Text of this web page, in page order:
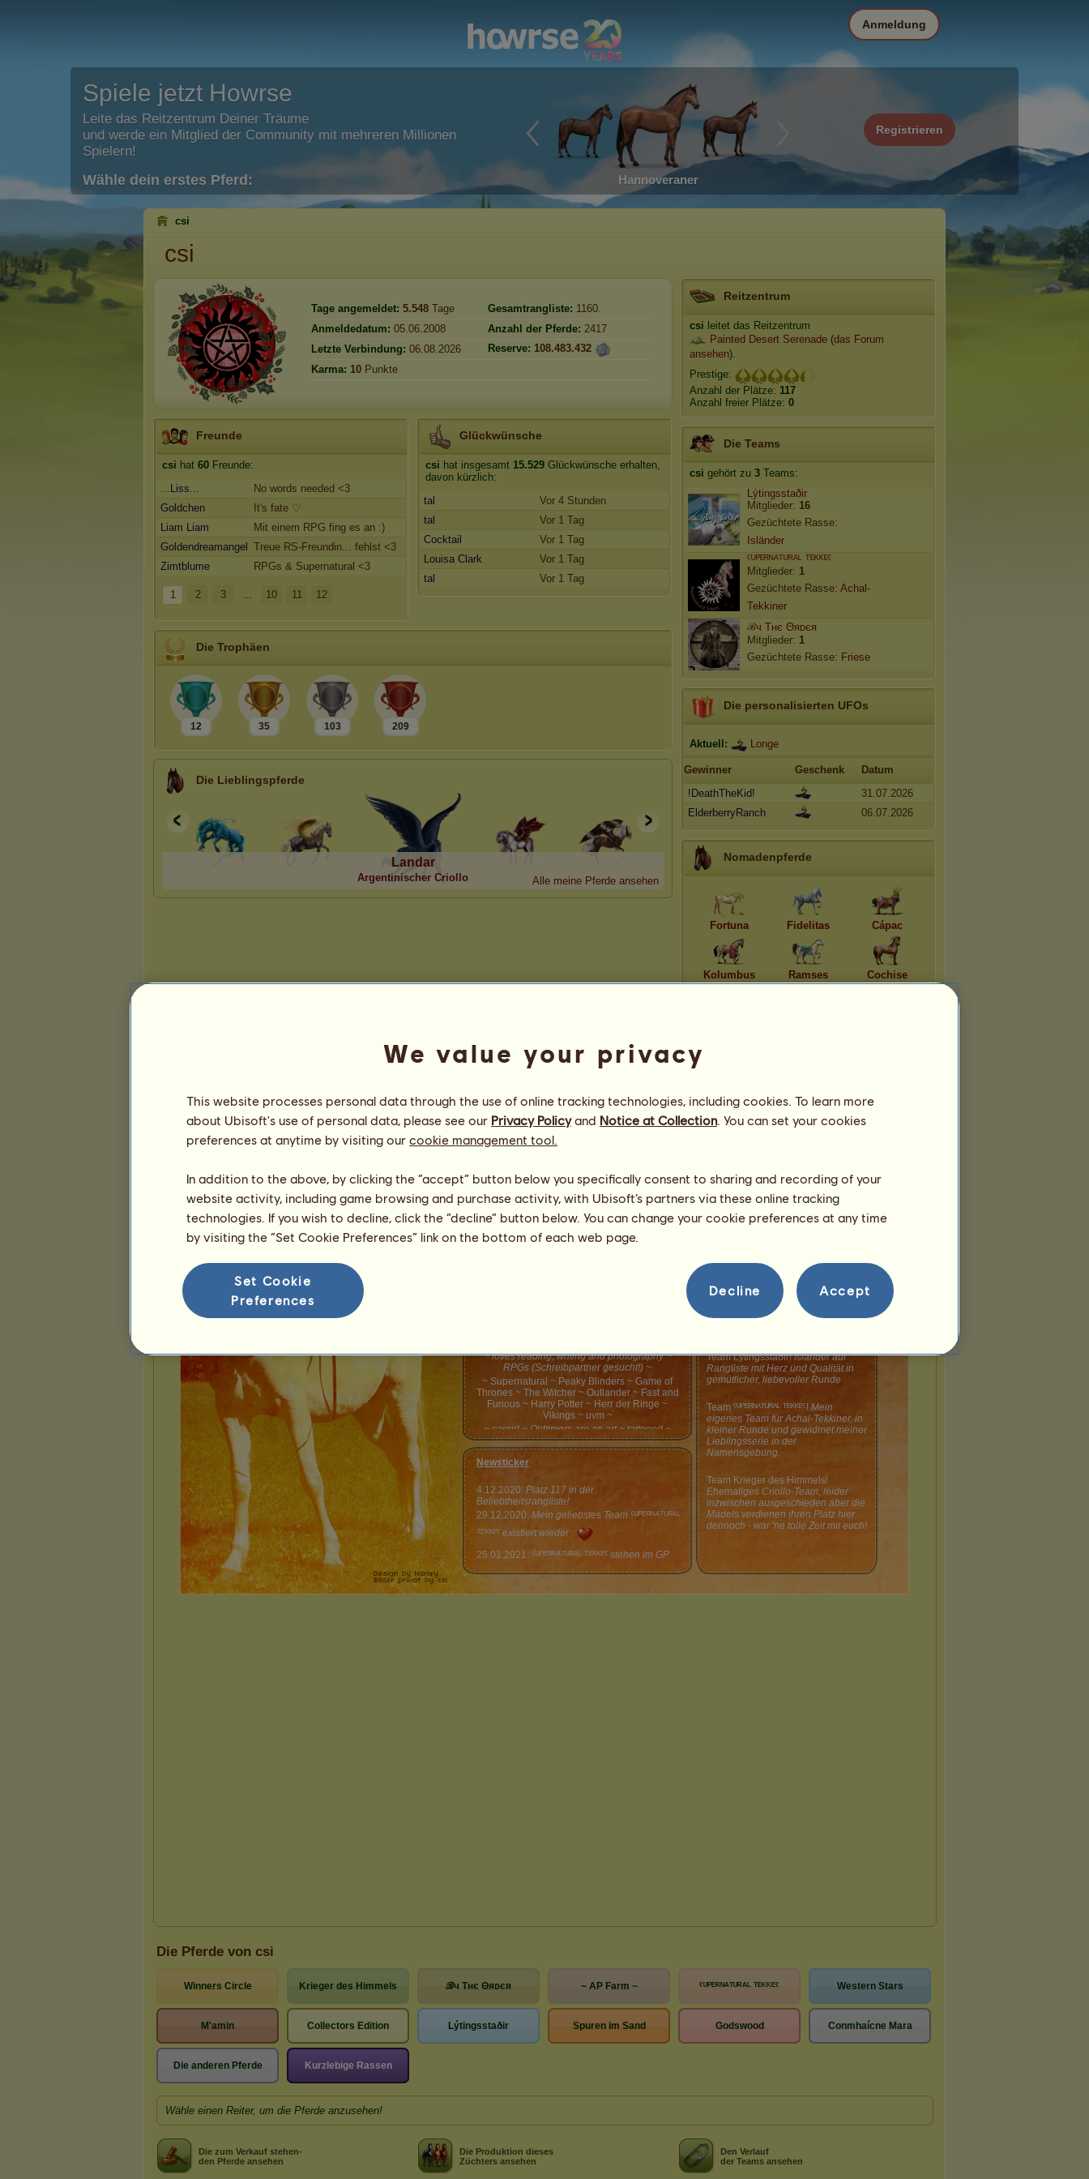
Spiele jetzt Howrse
Leite das Reitzentrum Deiner Träume
und werde ein Mitglied der Community mit mehreren Millionen
Spielern!
Wähle dein erstes Pferd: Hannoveraner
Registrieren
Anmeldung
csi
csi
Tage angemeldet: 5.548 Tage Gesamtrangliste: 1160.
Anmeldedatum: 05.06.2008 Anzahl der Pferde: 2417
Letzte Verbindung: 06.08.2026 Reserve: 108.483.432
Karma: 10 Punkte
Freunde
csi hat 60 Freunde:
...Liss...
No words needed <3
Goldchen
It's fate ♡
Liam Liam
Mit einem RPG fing es an :)
Goldendreamangel
Treue RS-Freundin... fehlst <3
Zimtblume
RPGs & Supernatural <3
1 2 3 ... 10 11 12
Glückwünsche
csi hat insgesamt 15.529 Glückwünsche erhalten,
davon kürzlich:
tal
Vor 4 Stunden
tal
Vor 1 Tag
Cocktail
Vor 1 Tag
Louisa Clark
Vor 1 Tag
tal
Vor 1 Tag
Die Trophäen
12 35 103 209
Die Lieblingspferde
Landar
Argentinischer Criollo Alle meine Pferde ansehen
Reitzentrum
csi leitet das Reitzentrum
Painted Desert Serenade (das Forum
ansehen).
Prestige:
Anzahl der Plätze: 117
Anzahl freier Plätze: 0
Die Teams
csi gehört zu 3 Teams:
Lýtingsstaðir
Mitglieder: 16
Gezüchtete Rasse:
Isländer
ˁᵁᴾᴱᴿᴺᴬᵀᵁᴿᴬᴸ ᵀᴱᴷᴷᴱˁ
Mitglieder: 1
Gezüchtete Rasse: Achal-
Tekkiner
ℬч Τнє Θяᴅєя
Mitglieder: 1
Gezüchtete Rasse: Friese
Die personalisierten UFOs
Aktuell: Longe
Gewinner Geschenk
Datum
!DeathTheKid!
31.07.2026
ElderberryRanch
06.07.2026
Nomadenpferde
Fortuna Fidelitas Cápac
Kolumbus Ramses Cochise
Die Pferde von csi
Winners Circle Krieger des Himmels ℬч Τнє Θяᴅєя ~ AP Farm ~ ˁᵁᴾᴱᴿᴺᴬᵀᵁᴿᴬᴸ ᵀᴱᴷᴷᴱˁ Western Stars
M'amin Collectors Edition Lýtingsstaðir Spuren im Sand Godswood Conmhaícne Mara
Die anderen Pferde Kurzlebige Rassen
Wähle einen Reiter, um die Pferde anzusehen!
Die zum Verkauf stehen-
den Pferde ansehen
Die Produktion dieses
Züchters ansehen
Den Verlauf
der Teams ansehen
We value your privacy
This website processes personal data through the use of online tracking technologies, including cookies. To learn more
about Ubisoft's use of personal data, please see our Privacy Policyand Notice at Collection. You can set your cookies
preferences at anytime by visiting our cookie management tool.
In addition to the above, by clicking the “accept” button below you specifically consent to sharing and recording of your
website activity, including game browsing and purchase activity, with Ubisoft’s partners via these online tracking
technologies. If you wish to decline, click the “decline” button below. You can change your cookie preferences at any time
by visiting the “Set Cookie Preferences” link on the bottom of each web page.
Set Cookie
Preferences
Decline Accept